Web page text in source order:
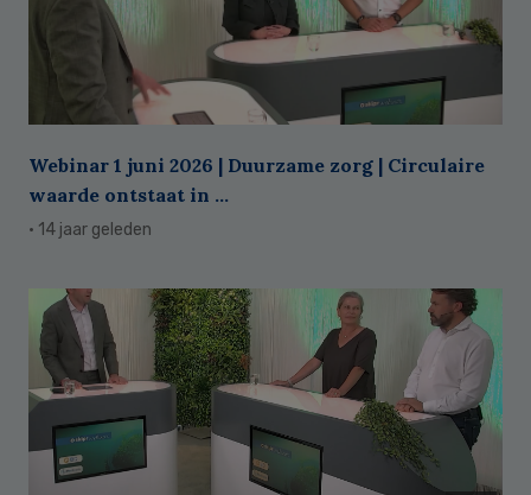
Webinar 1 juni 2026 | Duurzame zorg | Circulaire
waarde ontstaat in ...
· 14 jaar geleden